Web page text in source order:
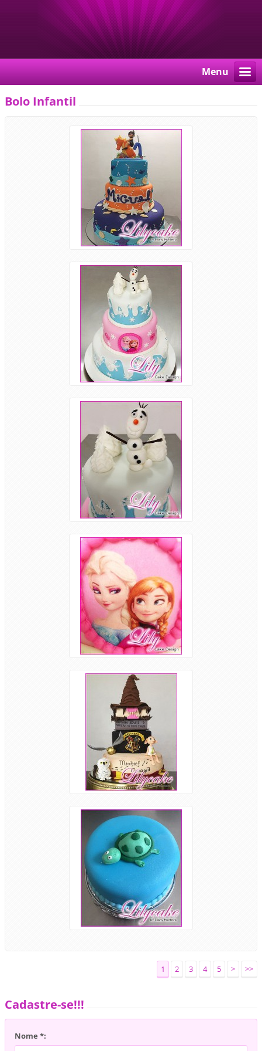
Menu
Bolo Infantil
1 2 3 4 5 > >>
Cadastre-se!!!
Nome *: